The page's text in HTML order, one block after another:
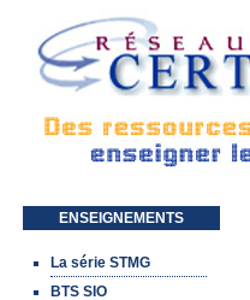
Aller au contenu principal
ENSEIGNEMENTS
La série STMG
BTS SIO